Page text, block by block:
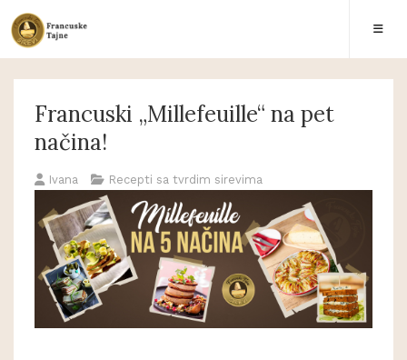
Francuski „Millefeuille“ na pet
načina!
Ivana Recepti sa tvrdim sirevima